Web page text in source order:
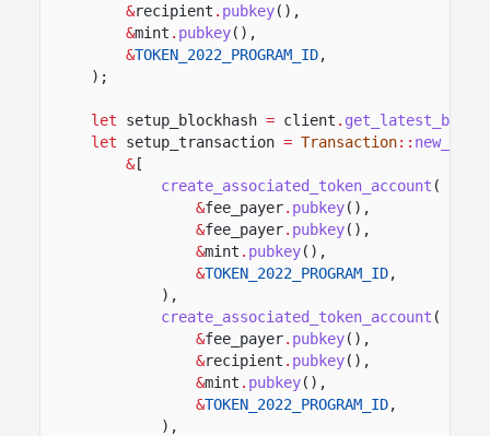
&recipient . pubkey(),
&mint . pubkey(),
&TOKEN_2022_PROGRAM_ID,
);
let setup_blockhash = client .
let
setup_transaction = Transaction::
&[
create_associated_token_account (
&fee_payer. pubkey(),
&fee_payer. pubkey(),
&mint . pubkey(),
&TOKEN_2022_PROGRAM_ID,
),
create_associated_token_account (
&fee_payer. pubkey(),
&recipient . pubkey(),
&mint . pubkey(),
&TOKEN_2022_PROGRAM_ID,
),